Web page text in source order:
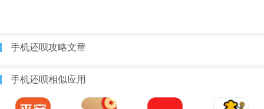
手机还呗攻略文章
手机还呗相似应用